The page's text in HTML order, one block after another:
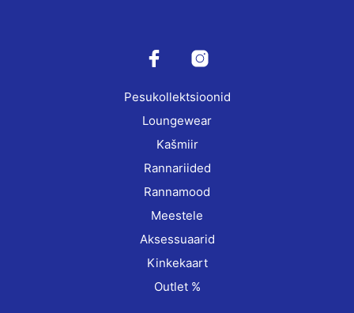
chosen
the
product
Pesukollektsioonid
Loungewear
Kašmiir
Rannariided
Rannamood
Meestele
Aksessuaarid
Kinkekaart
Outlet %